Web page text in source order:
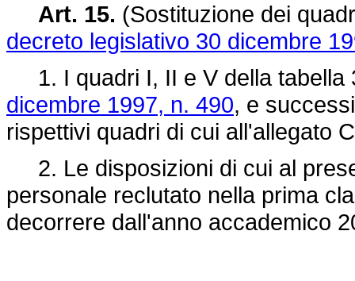
Art. 15. (Sostituzione dei
decreto legislativo 30 dicembre
1. I quadri I, II e V della tabella
dicembre 1997, n. 490, e
rispettivi quadri di cui all'allegato
2. Le disposizioni di cui al
personale reclutato nella prima
decorrere dall'anno accademico